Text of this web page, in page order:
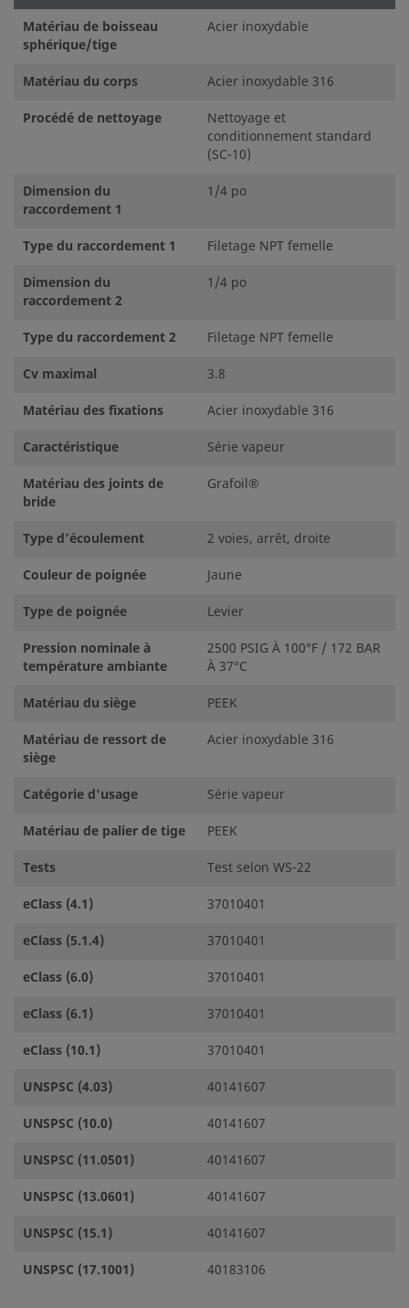
Matériau de boisseau
sphérique/tige
Acier inoxydable
Matériau du corps
Acier inoxydable 316
Procédé de nettoyage
Nettoyage et
conditionnement standard
(SC-10)
Dimension du
raccordement 1
1/4 po
Type du raccordement 1
Filetage NPT femelle
Dimension du
raccordement 2
1/4 po
Type du raccordement 2
Filetage NPT femelle
Cv maximal
3.8
Matériau des fixations
Acier inoxydable 316
Caractéristique
Série vapeur
Matériau des joints de
bride
Grafoil®
Type d’écoulement
2 voies, arrêt, droite
Couleur de poignée
Jaune
Type de poignée
Levier
Pression nominale à
température ambiante
2500 PSIG À 100°F / 172 BAR
À 37°C
Matériau du siège
PEEK
Matériau de ressort de
siège
Acier inoxydable 316
Catégorie d'usage
Série vapeur
Matériau de palier de tige
PEEK
Tests
Test selon WS-22
eClass (4.1)
37010401
eClass (5.1.4)
37010401
eClass (6.0)
37010401
eClass (6.1)
37010401
eClass (10.1)
37010401
UNSPSC (4.03)
40141607
UNSPSC (10.0)
40141607
UNSPSC (11.0501)
40141607
UNSPSC (13.0601)
40141607
UNSPSC (15.1)
40141607
UNSPSC (17.1001)
40183106